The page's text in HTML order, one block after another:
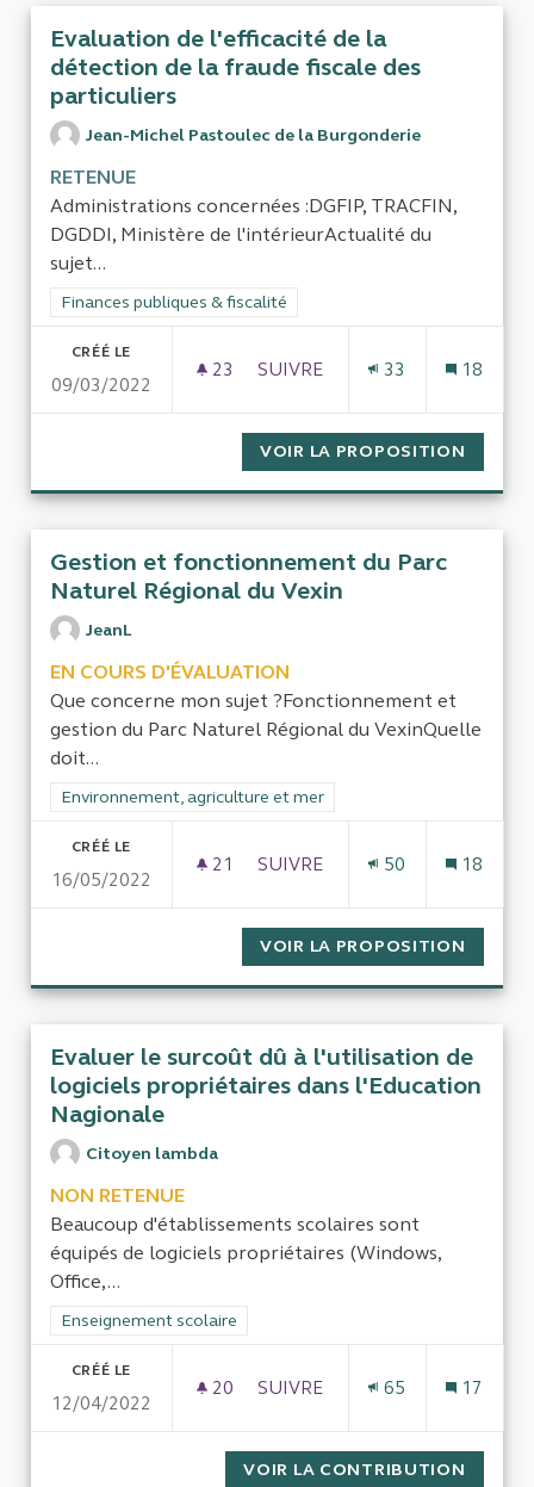
Evaluation de l'efficacité de la
détection de la fraude fiscale des
particuliers
Jean-Michel Pastoulec de la Burgonderie
RETENUE
Administrations concernées :DGFIP, TRACFIN,
DGDDI, Ministère de l'intérieurActualité du
sujet...
Filtrer les résultats de la catégorie : Finances publiques &
Finances publiques & fiscalité
CRÉÉ LE
09/03/2022
23 23 ABONNÉS
SUIVRE
33 18
VOIR LA PROPOSITION
Gestion et fonctionnement du Parc
Naturel Régional du Vexin
JeanL
EN COURS D'ÉVALUATION
Que concerne mon sujet ?Fonctionnement et
gestion du Parc Naturel Régional du VexinQuelle
doit...
Filtrer les résultats de la catégorie : Environnement,
Environnement, agriculture et mer
CRÉÉ LE
16/05/2022
21 21 ABONNÉS
SUIVRE
50 18
VOIR LA PROPOSITION
Evaluer le surcoût dû à l'utilisation de
logiciels propriétaires dans l'Education
Nagionale
Citoyen lambda
NON RETENUE
Beaucoup d'établissements scolaires sont
équipés de logiciels propriétaires (Windows,
Office,...
Filtrer les résultats de la catégorie : Enseignement scolaire
Enseignement scolaire
CRÉÉ LE
12/04/2022
20 20 ABONNÉS
SUIVRE
65 17
VOIR LA CONTRIBUTION